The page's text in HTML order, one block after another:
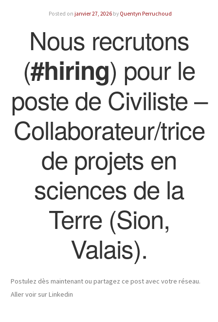
Posted on janvier 27, 2026by Quentyn Perruchoud
Nous recrutons
(#hiring) pour le
poste de Civiliste –
Collaborateur/trice
de projets en
sciences de la
Terre (Sion,
Valais).
Postulez dès maintenant ou partagez ce post avec votre réseau.
Aller voir sur Linkedin